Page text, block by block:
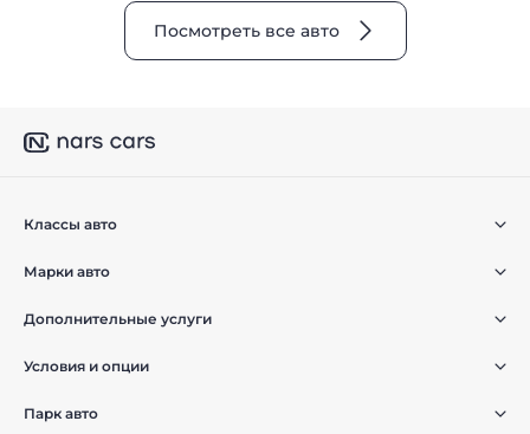
Посмотреть все авто
Классы авто
Марки авто
Дополнительные услуги
Условия и опции
Парк авто